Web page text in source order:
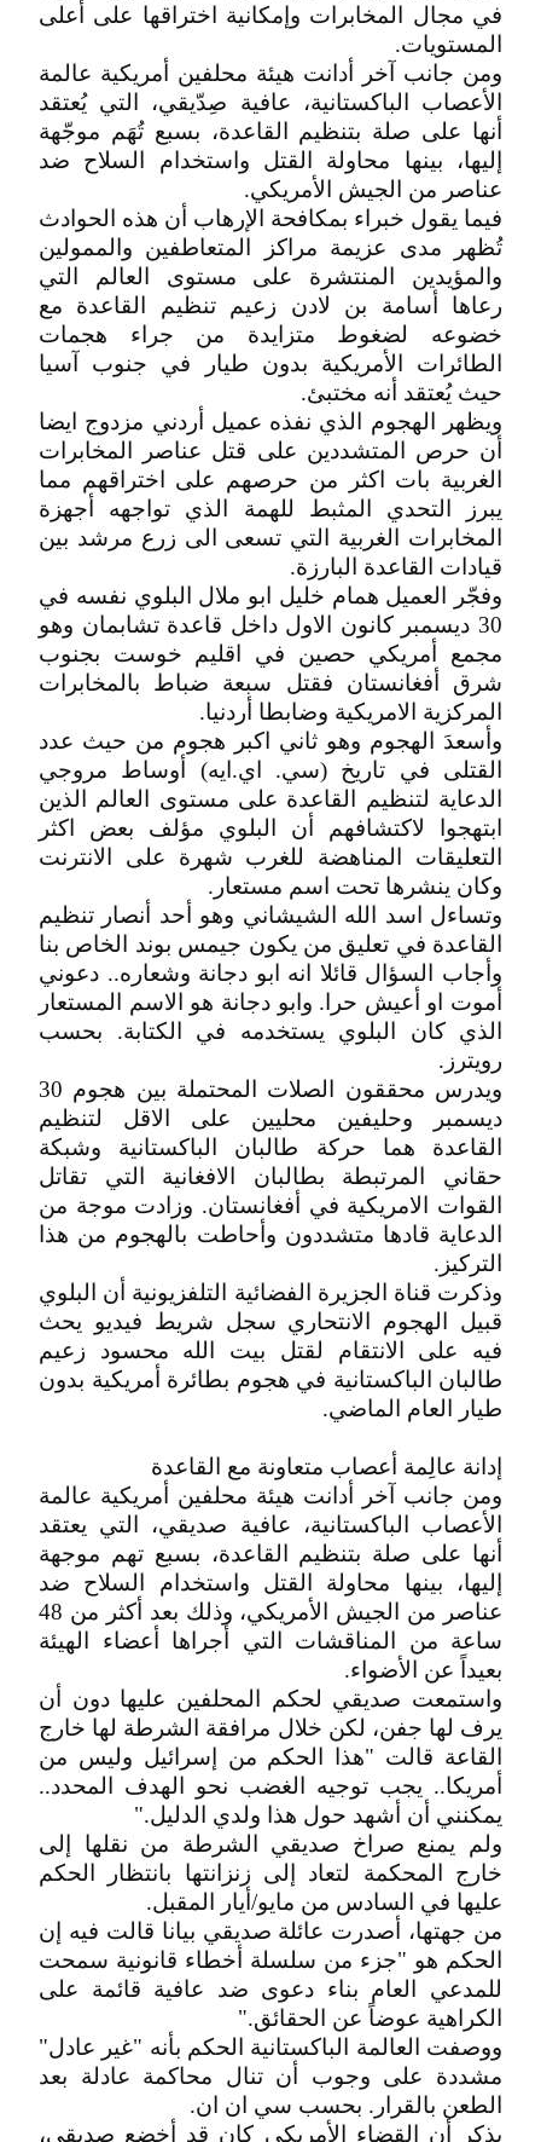
في مجال المخابرات وإمكانية اختراقها على أعلى
المستويات.
ومن جانب آخر أدانت هيئة محلفين أمريكية عالمة
الأعصاب الباكستانية، عافية صِدّيقي، التي يُعتقد
أنها على صلة بتنظيم القاعدة، بسبع تُهَم موجّهة
إليها، بينها محاولة القتل واستخدام السلاح ضد
عناصر من الجيش الأمريكي.
فيما يقول خبراء بمكافحة الإرهاب أن هذه الحوادث
تُظهر مدى عزيمة مراكز المتعاطفين والممولين
والمؤيدين المنتشرة على مستوى العالم التي
رعاها أسامة بن لادن زعيم تنظيم القاعدة مع
خضوعه لضغوط متزايدة من جراء هجمات
الطائرات الأمريكية بدون طيار في جنوب آسيا
حيث يُعتقد أنه مختبئ.
ويظهر الهجوم الذي نفذه عميل أردني مزدوج ايضا
أن حرص المتشددين على قتل عناصر المخابرات
الغربية بات اكثر من حرصهم على اختراقهم مما
يبرز التحدي المثبط للهمة الذي تواجهه أجهزة
المخابرات الغربية التي تسعى الى زرع مرشد بين
قيادات القاعدة البارزة.
وفجّر العميل همام خليل ابو ملال البلوي نفسه في
30 ديسمبر كانون الاول داخل قاعدة تشابمان وهو
مجمع أمريكي حصين في اقليم خوست بجنوب
شرق أفغانستان فقتل سبعة ضباط بالمخابرات
المركزية الامريكية وضابطا أردنيا.
وأسعدَ الهجوم وهو ثاني اكبر هجوم من حيث عدد
القتلى في تاريخ (سي. اي.ايه) أوساط مروجي
الدعاية لتنظيم القاعدة على مستوى العالم الذين
ابتهجوا لاكتشافهم أن البلوي مؤلف بعض اكثر
التعليقات المناهضة للغرب شهرة على الانترنت
وكان ينشرها تحت اسم مستعار.
وتساءل اسد الله الشيشاني وهو أحد أنصار تنظيم
القاعدة في تعليق من يكون جيمس بوند الخاص بنا
وأجاب السؤال قائلا انه ابو دجانة وشعاره.. دعوني
أموت او أعيش حرا. وابو دجانة هو الاسم المستعار
الذي كان البلوي يستخدمه في الكتابة. بحسب
رويترز.
ويدرس محققون الصلات المحتملة بين هجوم 30
ديسمبر وحليفين محليين على الاقل لتنظيم
القاعدة هما حركة طالبان الباكستانية وشبكة
حقاني المرتبطة بطالبان الافغانية التي تقاتل
القوات الامريكية في أفغانستان. وزادت موجة من
الدعاية قادها متشددون وأحاطت بالهجوم من هذا
التركيز.
وذكرت قناة الجزيرة الفضائية التلفزيونية أن البلوي
قبيل الهجوم الانتحاري سجل شريط فيديو يحث
فيه على الانتقام لقتل بيت الله محسود زعيم
طالبان الباكستانية في هجوم بطائرة أمريكية بدون
طيار العام الماضي.
إدانة عالِمة أعصاب متعاونة مع القاعدة
ومن جانب آخر أدانت هيئة محلفين أمريكية عالمة
الأعصاب الباكستانية، عافية صديقي، التي يعتقد
أنها على صلة بتنظيم القاعدة، بسبع تهم موجهة
إليها، بينها محاولة القتل واستخدام السلاح ضد
عناصر من الجيش الأمريكي، وذلك بعد أكثر من 48
ساعة من المناقشات التي أجراها أعضاء الهيئة
بعيداً عن الأضواء.
واستمعت صديقي لحكم المحلفين عليها دون أن
يرف لها جفن، لكن خلال مرافقة الشرطة لها خارج
القاعة قالت "هذا الحكم من إسرائيل وليس من
أمريكا.. يجب توجيه الغضب نحو الهدف المحدد..
يمكنني أن أشهد حول هذا ولدي الدليل."
ولم يمنع صراخ صديقي الشرطة من نقلها إلى
خارج المحكمة لتعاد إلى زنزانتها بانتظار الحكم
عليها في السادس من مايو/أيار المقبل.
من جهتها، أصدرت عائلة صديقي بيانا قالت فيه إن
الحكم هو "جزء من سلسلة أخطاء قانونية سمحت
للمدعي العام بناء دعوى ضد عافية قائمة على
الكراهية عوضاً عن الحقائق."
ووصفت العالمة الباكستانية الحكم بأنه "غير عادل"
مشددة على وجوب أن تنال محاكمة عادلة بعد
الطعن بالقرار. بحسب سي ان ان.
يذكر أن القضاء الأمريكي كان قد أخضع صديقي،